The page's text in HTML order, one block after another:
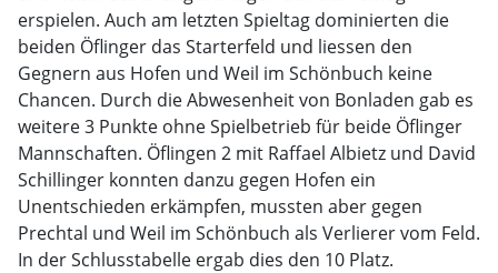
erspielen. Auch am letzten Spieltag dominierten die
beiden Öflinger das Starterfeld und liessen den
Gegnern aus Hofen und Weil im Schönbuch keine
Chancen. Durch die Abwesenheit von Bonladen gab es
weitere 3 Punkte ohne Spielbetrieb für beide Öflinger
Mannschaften. Öflingen 2 mit Raffael Albietz und David
Schillinger konnten danzu gegen Hofen ein
Unentschieden erkämpfen, mussten aber gegen
Prechtal und Weil im Schönbuch als Verlierer vom Feld.
In der Schlusstabelle ergab dies den 10 Platz.